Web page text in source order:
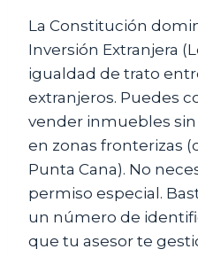
La Constitución
Inversión Extranjera
igualdad de trato
extranjeros. Puedes
vender inmuebles
en zonas fronterizas
Punta Cana). No
permiso especial.
un número de
que tu asesor te